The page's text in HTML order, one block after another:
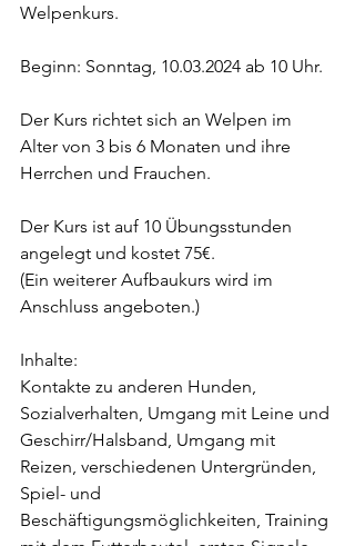
Welpenkurs.
Beginn: Sonntag, 10.03.2024 ab 10 Uhr.
Der Kurs richtet sich an Welpen im
Alter von 3 bis 6 Monaten und ihre
Herrchen und Frauchen.
Der Kurs ist auf 10 Übungsstunden
angelegt und kostet 75€.
(Ein weiterer Aufbaukurs wird im
Anschluss angeboten.)
Inhalte:
Kontakte zu anderen Hunden,
Sozialverhalten, Umgang mit Leine und
Geschirr/Halsband, Umgang mit
Reizen, verschiedenen Untergründen,
Spiel- und
Beschäftigungsmöglichkeiten, Training